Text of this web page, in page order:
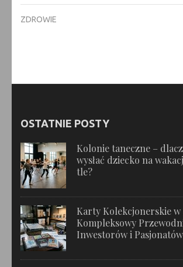
ZDROWIE
OSTATNIE POSTY
Kolonie taneczne –
wysłać dziecko na
tle?
Karty Kolekcjonerskie w
Kompleksowy
Inwestorów i Pasjonatów